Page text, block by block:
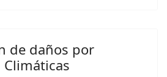
de daños por